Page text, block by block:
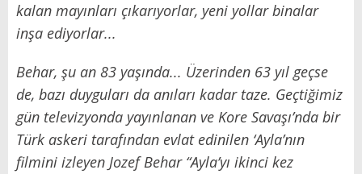
kalan mayınları çıkarıyorlar, yeni yollar binalar
inşa ediyorlar...
Behar, şu an 83 yaşında... Üzerinden 63 yıl geçse
de, bazı duyguları da anıları kadar taze. Geçtiğimiz
gün televizyonda yayınlanan ve Kore Savaşı’nda bir
Türk askeri tarafından evlat edinilen ‘Ayla’nın
filmini izleyen Jozef Behar “Ayla’yı ikinci kez